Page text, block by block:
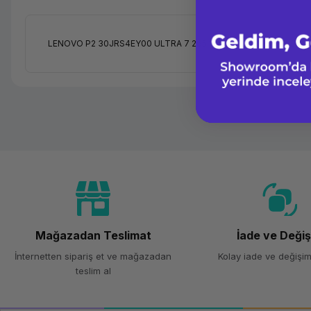
LENOVO P2 30JRS4EY00 ULTRA 7 265 16GB RAM 512GB SSD
Mağazadan Teslimat
İnternetten sipariş et ve mağazadan
teslim al
İade ve
Kolay iade ve